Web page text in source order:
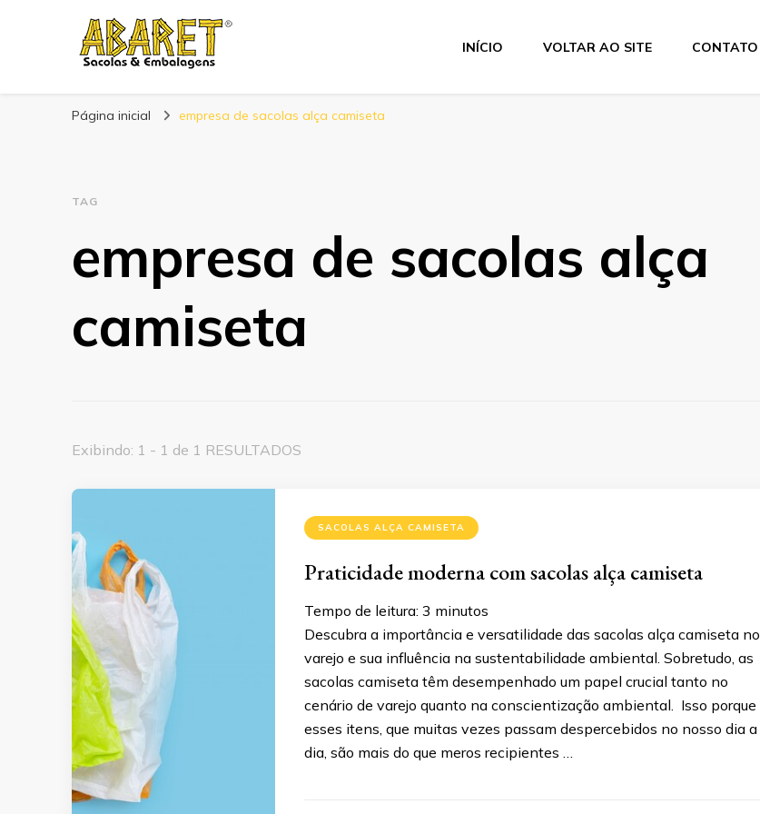
Abaret
INÍCIO VOLTAR AO SITE CONTATO
Página inicial empresa de sacolas alça camiseta
TAG
empresa de sacolas alça
camiseta
Exibindo: 1 - 1 de 1 RESULTADOS
SACOLAS ALÇA CAMISETA
Praticidade moderna com sacolas alça camiseta
Tempo de leitura: 3 minutos
Descubra a importância e versatilidade das sacolas alça camiseta no
varejo e sua influência na sustentabilidade ambiental. Sobretudo, as
sacolas camiseta têm desempenhado um papel crucial tanto no
cenário de varejo quanto na conscientização ambiental. Isso porque
esses itens, que muitas vezes passam despercebidos no nosso dia a
dia, são mais do que meros recipientes …